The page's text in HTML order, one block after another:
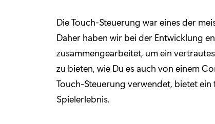
Die Touch-Steuerung war eines der
Daher haben wir bei der Entwicklung
zusammengearbeitet, um ein
zu bieten, wie Du es auch von einem
Touch-Steuerung verwendet, bietet
Spielerlebnis.